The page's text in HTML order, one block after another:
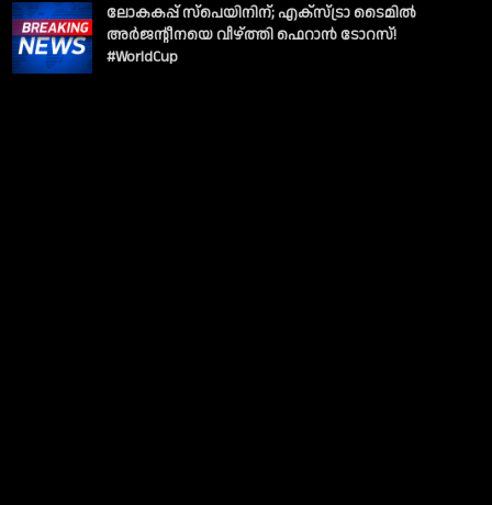
ലോകകപ്പ് സ്പെയിനിന്; എക്സ്ട്രാ ടൈമിൽ
അർജന്റീനയെ വീഴ്ത്തി ഫെറാൻ ടോറസ്!
#WorldCup